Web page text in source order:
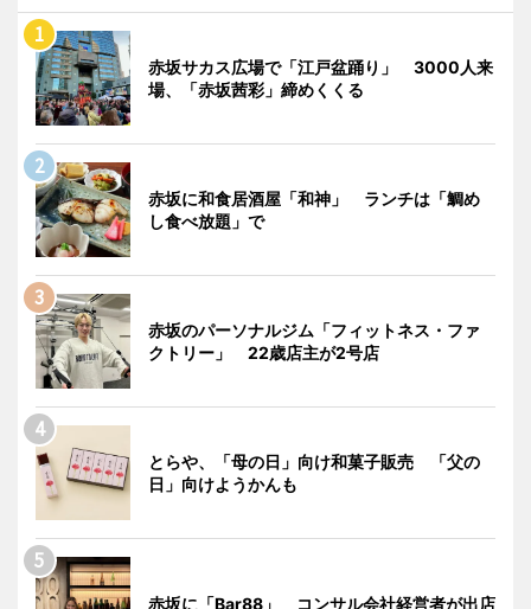
赤坂サカス広場で「江戸盆踊り」 3000人来
場、「赤坂茜彩」締めくくる
赤坂に和食居酒屋「和神」 ランチは「鯛め
し食べ放題」で
赤坂のパーソナルジム「フィットネス・ファ
クトリー」 22歳店主が2号店
とらや、「母の日」向け和菓子販売 「父の
日」向けようかんも
赤坂に「Bar88」 コンサル会社経営者が出店